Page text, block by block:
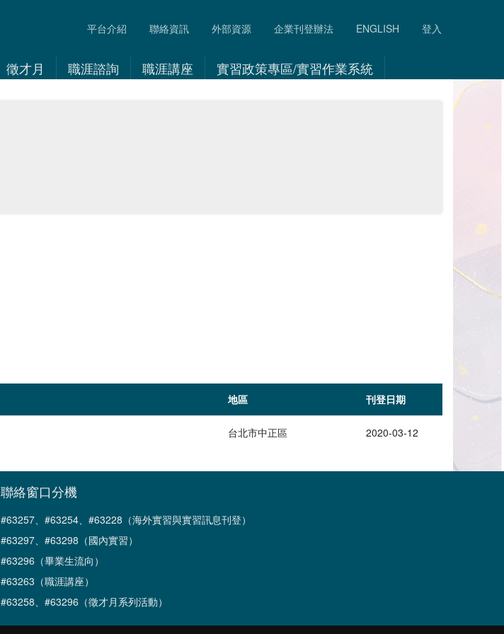
平台介紹 聯絡資訊 外部資源 企業刊登辦法 ENGLISH 登入
徵才月 職涯諮詢 職涯講座 實習政策專區/實習作業系統
地區 刊登日期
台北市中正區 2020-03-12
聯絡窗口分機
#63257、#63254、#63228（海外實習與實習訊息刊登）
#63297、#63298（國內實習）
#63296（畢業生流向）
#63263（職涯講座）
#63258、#63296（徵才月系列活動）